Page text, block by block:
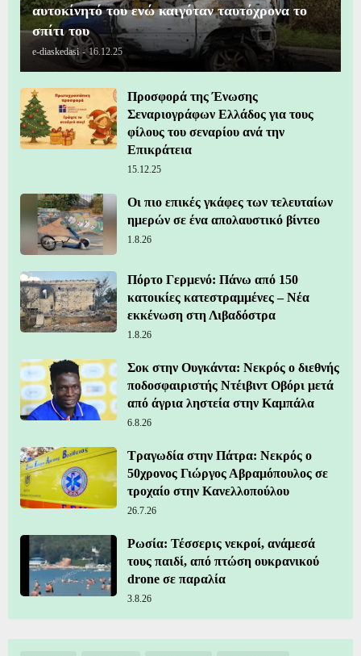
αυτοκίνητό του ενώ καιγόταν ταυτόχρονα το
σπίτι του
e-diaskedasi - 16.12.25
Προσφορά της Ένωσης
Σεναριογράφων Ελλάδος για τους
φίλους του σεναρίου ανά την
Επικράτεια
15.12.25
Οι πιο επικές γκάφες των τελευταίων
ημερών σε ένα απολαυστικό βίντεο
1.8.26
Πόρτο Γερμενό: Πάνω από 150
κατοικίες κατεστραμμένες – Νέα
εκκένωση στη Λιβαδόστρα
1.8.26
Σοκ στην Ουγκάντα: Νεκρός ο διεθνής
ποδοσφαιριστής Ντέιβιντ Οβόρι μετά
από άγρια ληστεία στην Καμπάλα
6.8.26
Τραγωδία στην Πάτρα: Νεκρός ο
50χρονος Γιώργος Αβραμόπουλος σε
τροχαίο στην Κανελλοπούλου
26.7.26
Ρωσία: Τέσσερις νεκροί, ανάμεσά
τους παιδί, από πτώση ουκρανικού
drone σε παραλία
3.8.26